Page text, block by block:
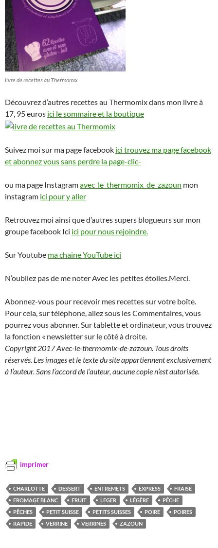
livre de recettes au Thermomix
Découvrez d’autres recettes au Thermomix dans mon livre à
17, 95 euros ici le sommaire et la boutique
Suivez moi sur ma page facebook ici trouvez ma page facebook
et abonnez vous sans perdre la page-clic-
ou ma page Instagramavec_le_thermomix_de_zazoun mon
instagram ici pour y aller
Retrouvez moi ainsi que d’autres supers blogueurs sur mon
groupe facebook Ici ici pour nous rejoindre.
Sur Youtube ma chaine YouTube ici
N’oubliez pas de me noter Avec les petites étoiles.Merci.
Abonnez-vous pour recevoir mes recettes sur votre boîte.
Pour cela, sur téléphone, allez sous les Commentaires, vous
pourrez vous abonner. Sur tablette et ordinateur, vous trouvez
la fonction « newsletter sur le côté à droite.
Copyright 2017 Avec-le-thermomix-de-zazoun. Tous droits
réservés. Les images et le texte du site appartiennent exclusivement
à l’auteur. Sans l’accord de l’auteur, aucune copie n’est autorisée.
imprimer
CHARLOTTE DESSERT ENTREMETS EXPRESS
FRAISE
FROMAGE BLANC
FRUIT LEGER LÉGÈRE
PÊCHE
PÊCHES
PETIT SUISSE PETITS SUISSES POIRE
POIRES
RAPIDE
VERRINE VERRINES ZAZOUN